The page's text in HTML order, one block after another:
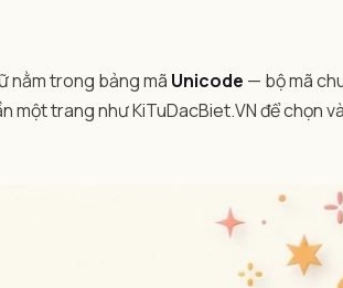
nằm trong bảng mã Unicode — bộ mã
trang như KiTuDacBiet.VN để chọn